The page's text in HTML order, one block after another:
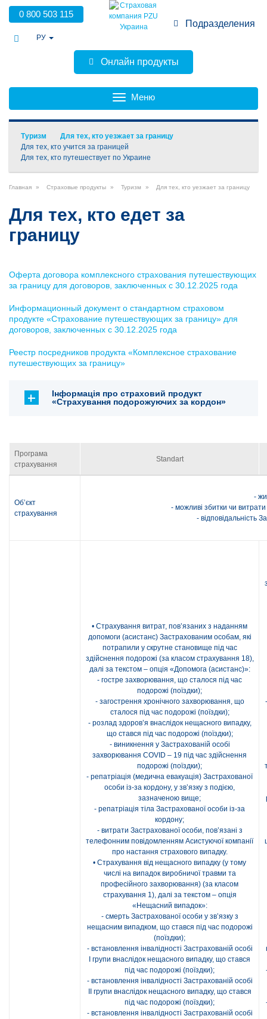
РУ
Подразделения
Онлайн продукты
0 800 503 115
Toggle
navigation
Меню
Туризм
Для тех, кто уезжает за границу
Для тех, кто учится за границей
Для тех, кто путешествует по Украине
Главная Страховые продукты Туризм Для тех, кто уезжает за границу
Для тех, кто едет за
границу
Оферта договора комплексного страхования путешествующих
за границу для договоров, заключенных с 30.12.2025 года
Информационный документ о стандартном страховом
продукте «Страхование путешествующих за границу» для
договоров, заключенных с 30.12.2025 года
Реестр посредников продукта «Комплексное страхование
путешествующих за границу»
Інформація про страховий продукт
«Страхування подорожуючих за кордон»
Програма
страхування
Standart
Об’єкт
страхування
-
- можливі збитки чи
- відповідальність
• Страхування витрат, пов’язаних з наданням
допомоги (асистанс) Застрахованим особам, які
потрапили у скрутне становище під час
здійснення подорожі (за класом страхування 18),
далі за текстом – опція «Допомога (асистанс)»:
- гостре захворювання, що сталося під час
подорожі (поїздки);
- загострення хронічного захворювання, що
сталося під час подорожі (поїздки);
- розлад здоров’я внаслідок нещасного випадку,
що стався під час подорожі (поїздки);
- виникнення у Застрахованій особі
захворювання COVID – 19 під час здійснення
подорожі (поїздки);
- репатріація (медична евакуація) Застрахованої
особи із-за кордону, у зв’язку з подією,
зазначеною вище;
- репатріація тіла Застрахованої особи із-за
кордону;
- витрати Застрахованої особи, пов’язані з
телефонним повідомленням Асистуючої компанії
про настання страхового випадку.
• Страхування від нещасного випадку (у тому
числі на випадок виробничої травми та
професійного захворювання) (за класом
страхування 1), далі за текстом – опція
«Нещасний випадок»:
- смерть Застрахованої особи у зв’язку з
нещасним випадком, що стався під час подорожі
(поїздки);
- встановлення інвалідності Застрахованій особі
І групи внаслідок нещасного випадку, що стався
під час подорожі (поїздки);
- встановлення інвалідності Застрахованій особі
ІІ групи внаслідок нещасного випадку, що стався
під час подорожі (поїздки);
- встановлення інвалідності Застрахованій особі